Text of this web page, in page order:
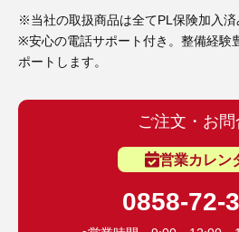
ディーゼルインジェクター&グロープ
ライト関連（6）
その他（12）
※当社の取扱商品は全てPL保険加入済
※安心の電話サポート付き。整備経験
ポートします。
ご注文・お
営業カレン
0858-72-